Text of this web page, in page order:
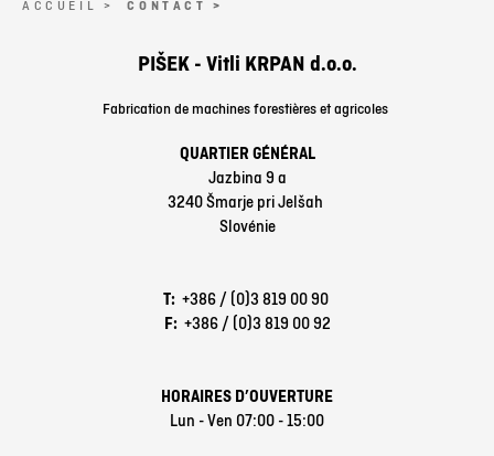
ACCUEIL > CONTACT >
PIŠEK - Vitli KRPAN d.o.o.
Fabrication de machines forestières et agricoles
QUARTIER GÉNÉRAL
Jazbina 9 a
3240 Šmarje pri Jelšah
Slovénie
T:+386 / (0)3 819 00 90
F:+386 / (0)3 819 00 92
HORAIRES D’OUVERTURE
Lun - Ven 07:00 - 15:00